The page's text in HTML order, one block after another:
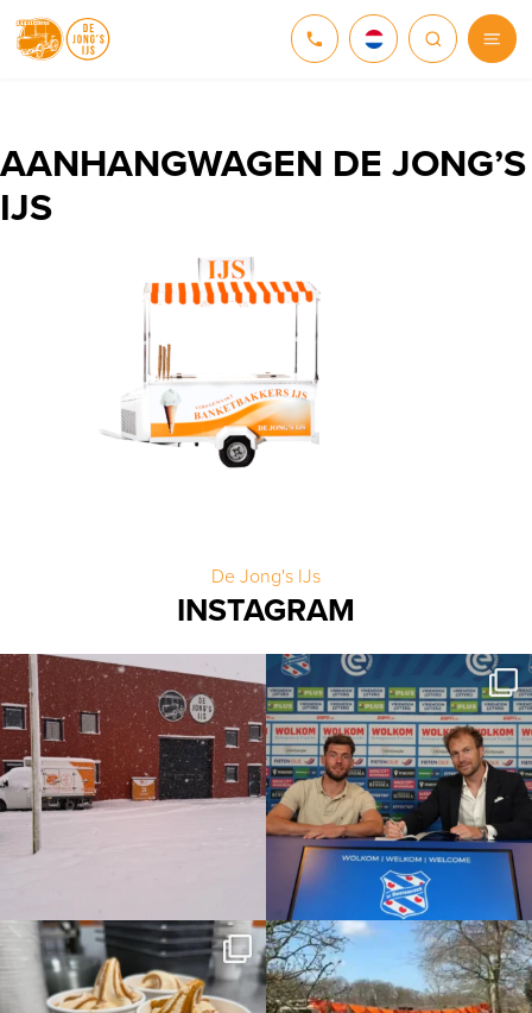
NEDERLANDS
AANHANGWAGEN DE JONG’S
IJS
De Jong's IJs
INSTAGRAM